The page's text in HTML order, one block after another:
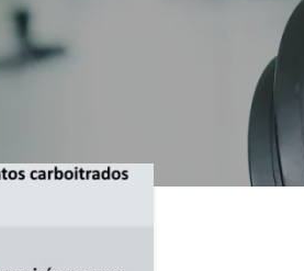
Apaixonada pela minha vida e